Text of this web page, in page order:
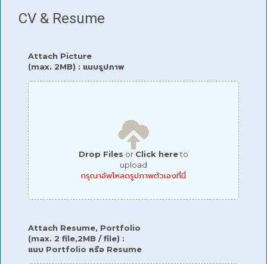
CV & Resume
Attach Picture
(max. 2MB) : แนบรูปภาพ
Drop Files or Click hereto
upload
กรุณาอัพโหลดรูปภาพตัวเองที่นี่
Attach Resume, Portfolio
(max. 2 file,2MB / file) :
แนบ Portfolio หรือ Resume